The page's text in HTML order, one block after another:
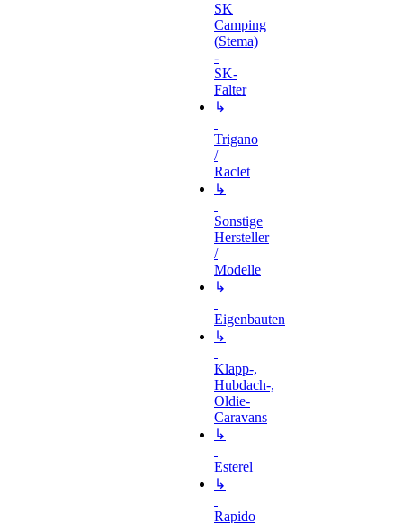
SK
Camping
(Stema)
-
SK-
Falter
↳
Trigano
/
Raclet
↳
Sonstige
Hersteller
/
Modelle
↳
Eigenbauten
↳
Klapp-,
Hubdach-,
Oldie-
Caravans
↳
Esterel
↳
Rapido